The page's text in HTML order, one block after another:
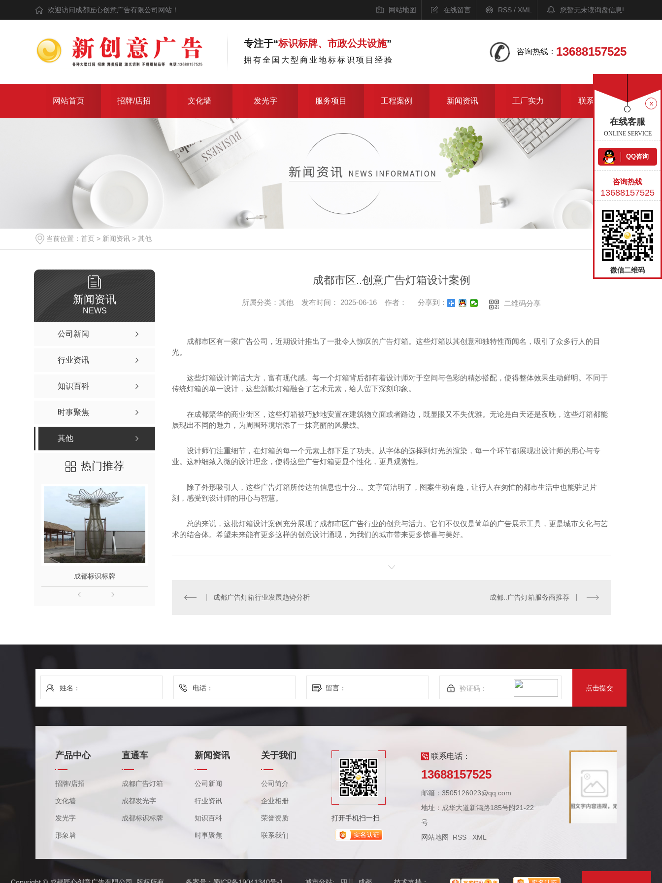
欢迎访问成都匠心创意广告有限公司网站！ 您暂无未读询盘信息!
网站地图 在线留言 RSS / XML
专注于“标识标牌、市政公共设施”
拥有全国大型商业地标标识项目经验
咨询热线： 13688157525
网站首页 招牌/店招 文化墙 发光字 服务项目 工程案例 新闻资讯 工厂实力 联系我们
当前位置： 首页 > 新闻资讯 > 其他 返回
新闻资讯
NEWS
公司新闻
行业资讯
知识百科
时事聚焦
其他
热门推荐
成都标识标牌
成都市区..创意广告灯箱设计案例
所属分类：其他 发布时间： 2025-06-16 作者： 分享到： 二维码分享
成都市区有一家广告公司，近期设计推出了一批令人惊叹的广告灯箱。这些灯箱以其创意和独特性而闻名，吸引了众多行人的目
光。
这些灯箱设计简洁大方，富有现代感。每一个灯箱背后都有着设计师对于空间与色彩的精妙搭配，使得整体效果生动鲜明。不同于
传统灯箱的单一设计，这些新款灯箱融合了艺术元素，给人留下深刻印象。
在成都繁华的商业街区，这些灯箱被巧妙地安置在建筑物立面或者路边，既显眼又不失优雅。无论是白天还是夜晚，这些灯箱都能
展现出不同的魅力，为周围环境增添了一抹亮丽的风景线。
设计师们注重细节，在灯箱的每一个元素上都下足了功夫。从字体的选择到灯光的渲染，每一个环节都展现出设计师的用心与专
业。这种细致入微的设计理念，使得这些广告灯箱更显个性化，更具观赏性。
除了外形吸引人，这些广告灯箱所传达的信息也十分..。文字简洁明了，图案生动有趣，让行人在匆忙的都市生活中也能驻足片
刻，感受到设计师的用心与智慧。
总的来说，这批灯箱设计案例充分展现了成都市区广告行业的创意与活力。它们不仅仅是简单的广告展示工具，更是城市文化与艺
术的结合体。希望未来能有更多这样的创意设计涌现，为我们的城市带来更多惊喜与美好。
成都广告灯箱行业发展趋势分析 成都..广告灯箱服务商推荐
点击提交
产品中心
招牌/店招
文化墙
发光字
形象墙
直通车
成都广告灯箱
成都发光字
成都标识标牌
新闻资讯
公司新闻
行业资讯
知识百科
时事聚焦
关于我们
公司简介
企业相册
荣誉资质
联系我们
打开手机扫一扫
联系电话：
13688157525
邮箱：3505126023@qq.com
地址：成华大道新鸿路185号附21-22
号
网站地图
RSS XML
x
在线客服
ONLINE SERVICE
QQ咨询
咨询热线
13688157525
微信二维码